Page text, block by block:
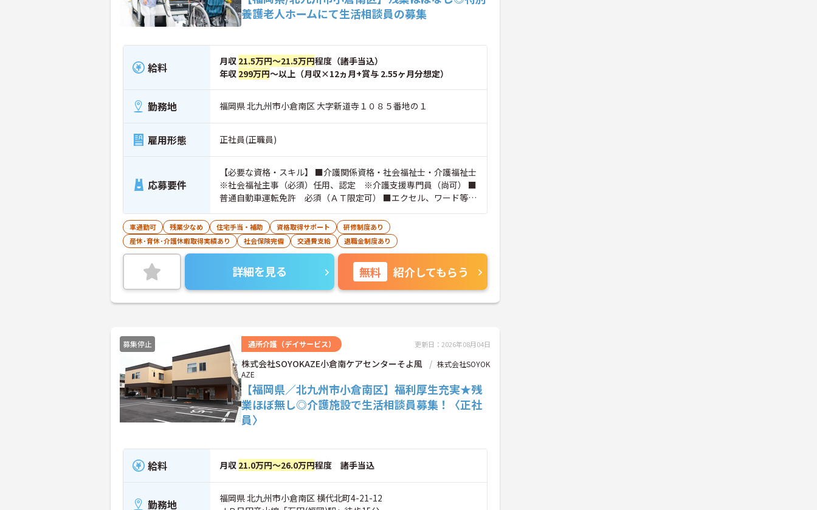
養護老人ホームにて生活相談員の募集
給料 月収 21.5万円～21.5万円程度（諸手当込）
年収 299万円～以上（月収×12ヵ月+賞与 2.55ヶ月分想定）
勤務地 福岡県 北九州市小倉南区 大字新道寺１０８５番地の１
雇用形態 正社員(正職員)
応募要件
【必要な資格・スキル】 ■介護関係資格・社会福祉士・介護福祉士
※社会福祉主事（必須）任用、認定 ※介護支援専門員（尚可） ■
普通自動車運転免許 必須（ＡＴ限定可） ■エクセル、ワード等、
車通勤可 残業少なめ 住宅手当・補助 資格取得サポート
研修制度あり
産休･育休･介護休暇取得実績あり
社会保険完備 交通費支給 退職金制度あり
詳細を見る 無料 紹介してもらう
募集停止 通所介護（デイサービス） 更新日：2026年08月04日
株式会社SOYOKAZE小倉南ケアセンターそよ風
株式会社SOYOK
AZE
【福岡県／北九州市小倉南区】福利厚生充実★残
業ほぼ無し◎介護施設で生活相談員募集！〈正社
員〉
給料 月収 21.0万円～26.0万円程度 諸手当込
勤務地
福岡県 北九州市小倉南区 横代北町4-21-12